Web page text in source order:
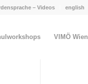
– Videos english
VIMÖ Wien